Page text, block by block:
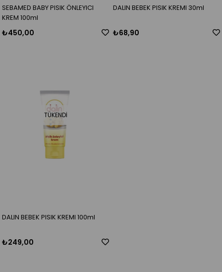
SEBAMED BABY PISIK ÖNLEYICI
KREM 100ml
₺450,00
DALIN BEBEK PISIK KREMI 30ml
₺68,90
TÜKENDI
DALIN BEBEK PISIK KREMI 100ml
₺249,00